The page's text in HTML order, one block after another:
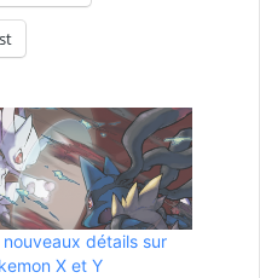
nouveaux détails sur
X et Y